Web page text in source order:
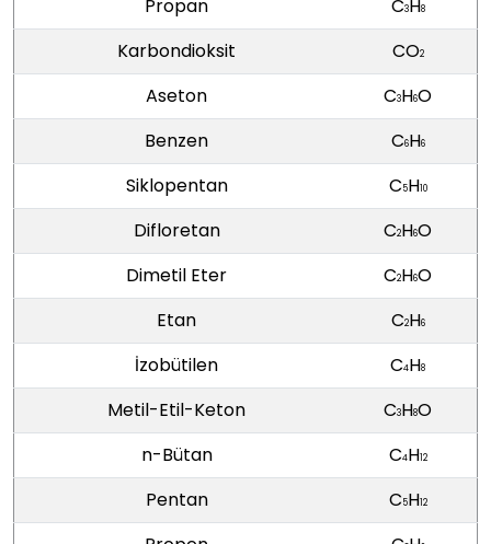
Propan C3H8
Karbondioksit CO2
Aseton C3H6O
Benzen
C6H6
Siklopentan C5H10
Difloretan C2H6O
Dimetil Eter
C2H6O
Etan
C2H6
İzobütilen C4H8
Metil-Etil-Keton C3H8O
n-Bütan
C4H12
Pentan C5H12